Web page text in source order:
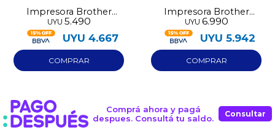
Impresora Brother
Laser Hl1200
Monocroma
UYU 5.490
UYU 4.667
Impresora Brother
Laser 1212W
UYU 6.990
UYU 5.942
Comprá ahora y pagá
despues. Consultá tu saldo.
Consultar